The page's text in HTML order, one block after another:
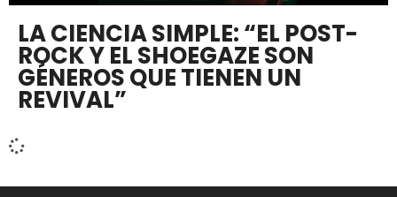
LA CIENCIA SIMPLE: “EL POST-
ROCK Y EL SHOEGAZE SON
GÉNEROS QUE TIENEN UN
REVIVAL”